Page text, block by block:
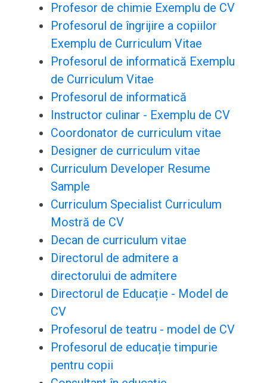
Profesor de chimie Exemplu de CV
Profesorul de îngrijire a copiilor
Exemplu de Curriculum Vitae
Profesorul de informatică Exemplu
de Curriculum Vitae
Profesorul de informatică
Instructor culinar - Exemplu de CV
Coordonator de curriculum vitae
Designer de curriculum vitae
Curriculum Developer Resume
Sample
Curriculum Specialist Curriculum
Mostră de CV
Decan de curriculum vitae
Directorul de admitere a
directorului de admitere
Directorul de Educație - Model de
CV
Profesorul de teatru - model de CV
Profesorul de educație timpurie
pentru copii